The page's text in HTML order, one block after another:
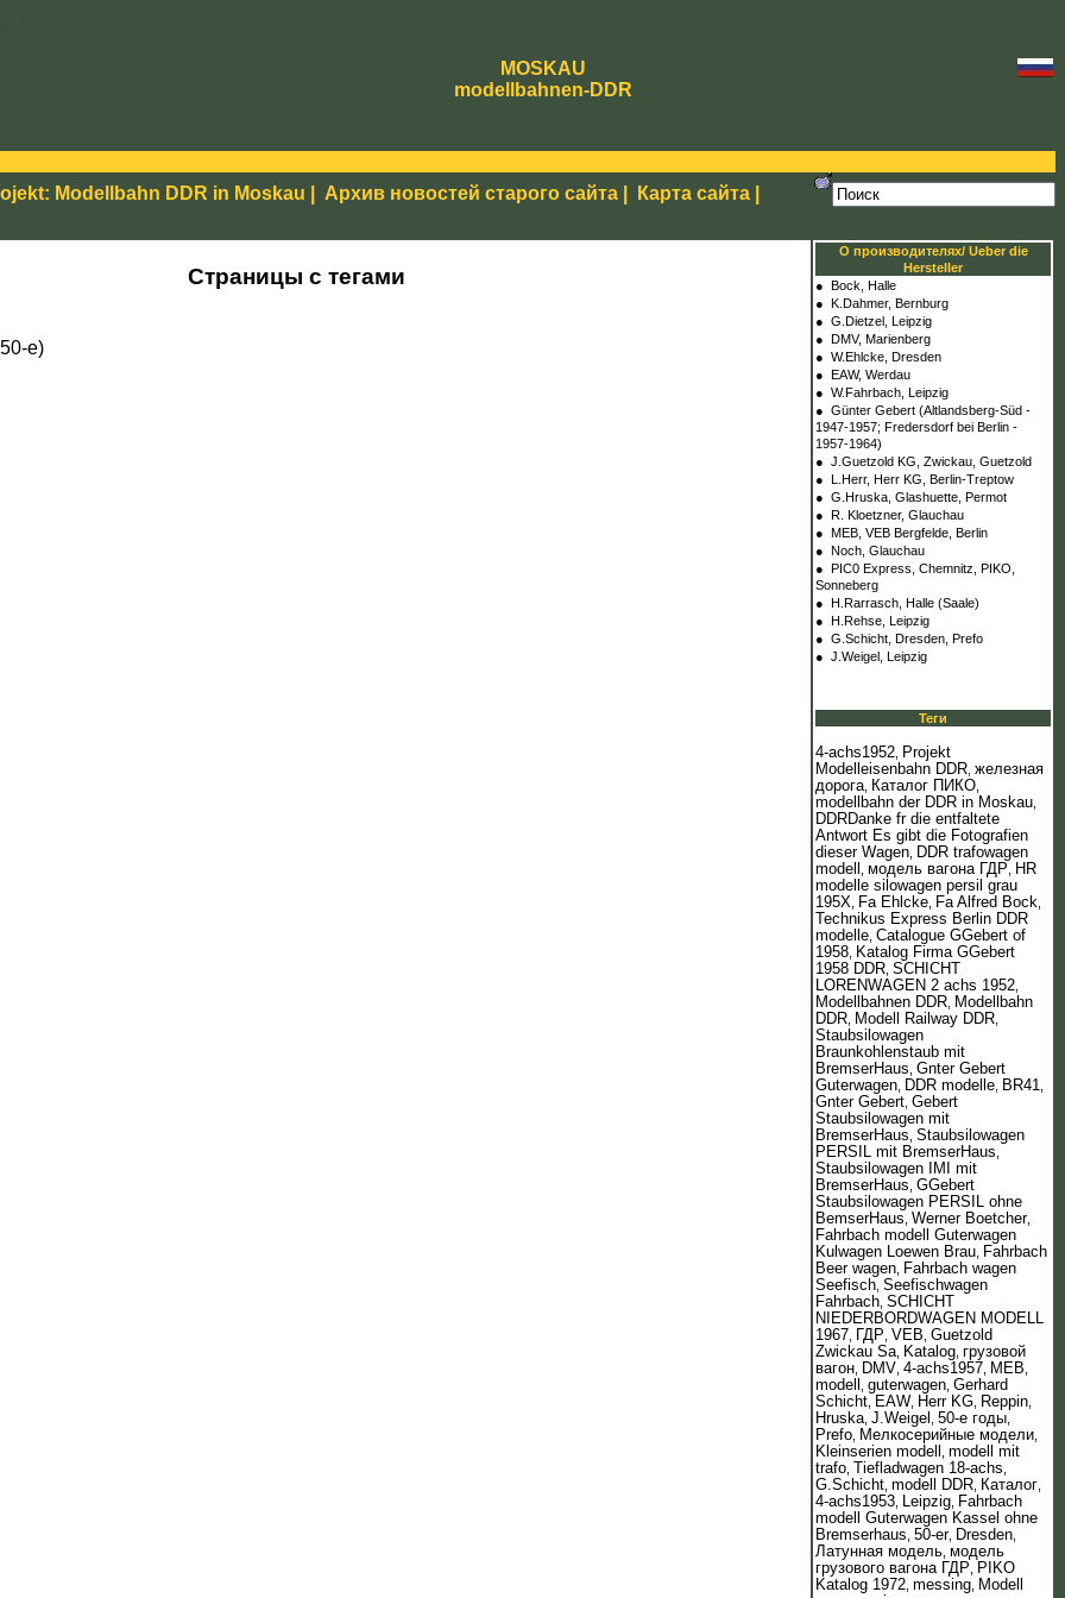
MOSKAU
modellbahnen-DDR
Modellbahn DDR in Moskau Архив новостей старого сайта Карта сайта
Страницы с тегами
е)
О производителях/ Ueber die
Hersteller
● Bock, Halle
● K.Dahmer, Bernburg
● G.Dietzel, Leipzig
● DMV, Marienberg
● W.Ehlcke, Dresden
● EAW, Werdau
● W.Fahrbach, Leipzig
● Günter Gebert (Altlandsberg-Süd -
1947-1957; Fredersdorf bei Berlin -
1957-1964)
● J.Guetzold KG, Zwickau, Guetzold
● L.Herr, Herr KG, Berlin-Treptow
● G.Hruska, Glashuette, Permot
● R. Kloetzner, Glauchau
● MEB, VEB Bergfelde, Berlin
● Noch, Glauchau
● PIC0 Express, Chemnitz, PIKO,
Sonneberg
● H.Rarrasch, Halle (Saale)
● H.Rehse, Leipzig
● G.Schicht, Dresden, Prefo
● J.Weigel, Leipzig
Теги
4-achs1952 Projekt
Modelleisenbahn DDR железная
дорога Каталог ПИКО
modellbahn der DDR in Moskau
DDRDanke fr die entfaltete
Antwort Es gibt die Fotografien
dieser Wagen DDR trafowagen
modell
модель вагона ГДР HR
modelle silowagen persil grau
195Х Fa Ehlcke Fa Alfred Bock
Technikus Express Berlin DDR
modelle Catalogue GGebert of
1958 Katalog Firma GGebert
1958 DDR SCHICHT
LORENWAGEN 2 achs 1952
Modellbahnen DDR Modellbahn
DDR Modell Railway DDR
Staubsilowagen
Braunkohlenstaub mit
BremserHaus Gnter Gebert
Guterwagen DDR modelle BR41
Gnter Gebert Gebert
Staubsilowagen mit
BremserHaus Staubsilowagen
PERSIL mit BremserHaus
Staubsilowagen IMI mit
BremserHaus GGebert
Staubsilowagen PERSIL ohne
BemserHaus Werner Boetcher,
Fahrbach modell Guterwagen
Kulwagen Loewen Brau Fahrbach
Beer wagen Fahrbach wagen
Seefisch Seefischwagen
Fahrbach SCHICHT
NIEDERBORDWAGEN MODELL
1967 ГДР VEB Guetzold
Zwickau Sa Katalog грузовой
вагон DMV 4-achs1957 MEB
modell guterwagen Gerhard
Schicht EAW Herr KG Reppin
Hruska J.Weigel 50-е годы
Prefo Мелкосерийные модели
Kleinserien modell
modell mit
trafo Tiefladwagen 18-achs
G.Schicht modell DDR Каталог
4-achs1953 Leipzig Fahrbach
modell Guterwagen Kassel ohne
Bremserhaus 50-er, Dresden
Латунная модель модель
грузового вагона ГДР PIKO
Katalog 1972 messing Modell